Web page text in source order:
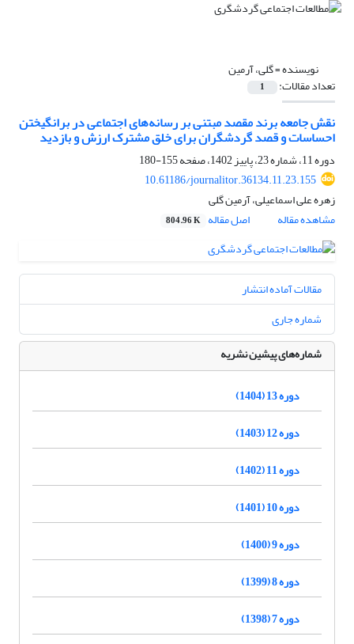
نویسنده =گلی، آرمین
تعداد مقالات: 1
نقش جامعه برند مقصد مبتنی بر رسانه‌های اجتماعی در برانگیختن
احساسات و قصد گردشگران برای خلق مشترک ارزش و بازدید
دوره 11، شماره 23، پاییز 1402، صفحه
155-180
10.61186/journalitor.36134.11.23.155
زهره علی اسماعیلی، آرمین گلی
مشاهده مقاله
اصل مقاله 804.96 K
مقالات آماده انتشار
شماره جاری
شماره‌های پیشین نشریه
دوره 13 (1404)
دوره 12 (1403)
دوره 11 (1402)
دوره 10 (1401)
دوره 9 (1400)
دوره 8 (1399)
دوره 7 (1398)